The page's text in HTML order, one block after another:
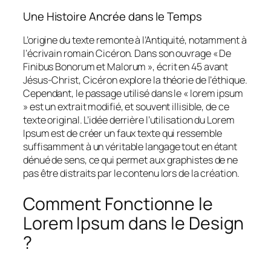
Une Histoire Ancrée dans le Temps
L’origine du texte remonte à l’Antiquité, notamment à
l’écrivain romain Cicéron. Dans son ouvrage « De
Finibus Bonorum et Malorum », écrit en 45 avant
Jésus-Christ, Cicéron explore la théorie de l’éthique.
Cependant, le passage utilisé dans le « lorem ipsum
» est un extrait modifié, et souvent illisible, de ce
texte original. L’idée derrière l’utilisation du Lorem
Ipsum est de créer un faux texte qui ressemble
suffisamment à un véritable langage tout en étant
dénué de sens, ce qui permet aux graphistes de ne
pas être distraits par le contenu lors de la création.
Comment Fonctionne le
Lorem Ipsum dans le Design
?